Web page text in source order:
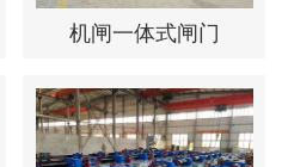
机闸一体式闸门